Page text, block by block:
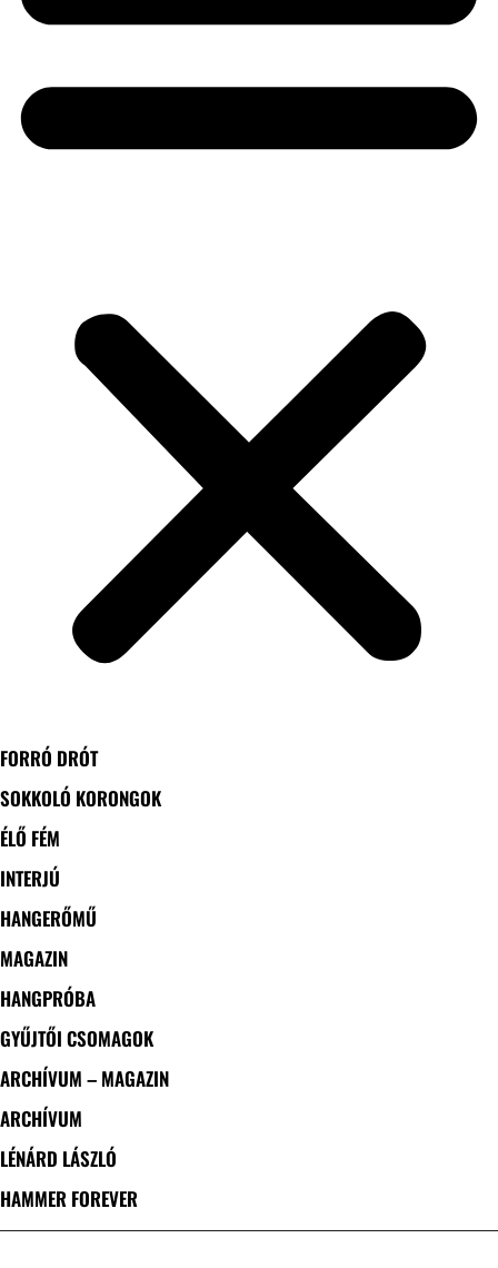
FORRÓ DRÓT
SOKKOLÓ KORONGOK
ÉLŐ FÉM
INTERJÚ
HANGERŐMŰ
MAGAZIN
HANGPRÓBA
GYŰJTŐI CSOMAGOK
ARCHÍVUM – MAGAZIN
ARCHÍVUM
LÉNÁRD LÁSZLÓ
HAMMER FOREVER